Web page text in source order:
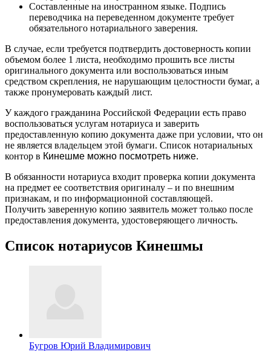
Составленные на иностранном языке. Подпись
переводчика на переведенном документе требует
обязательного нотариального заверения.
В случае, если требуется подтвердить достоверность копии
объемом более 1 листа, необходимо прошить все листы
оригинального документа или воспользоваться иным
средством скрепления, не нарушающим целостности бумаг, а
также пронумеровать каждый лист.
У каждого гражданина Российской Федерации есть право
воспользоваться услугам нотариуса и заверить
предоставленную копию документа даже при условии, что он
не является владельцем этой бумаги. Список нотариальных
контор в Кинешме можно посмотреть ниже.
В обязанности нотариуса входит проверка копии документа
на предмет ее соответствия оригиналу – и по внешним
признакам, и по информационной составляющей.
Получить заверенную копию заявитель может только после
предоставления документа, удостоверяющего личность.
Список нотариусов Кинешмы
Бугров Юрий Владимирович